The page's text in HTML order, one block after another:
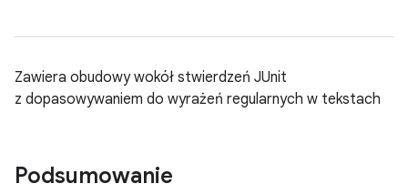
Zawiera obudowy wokół stwierdzeń JUnit
z dopasowywaniem do wyrażeń regularnych w tekstach
Podsumowanie